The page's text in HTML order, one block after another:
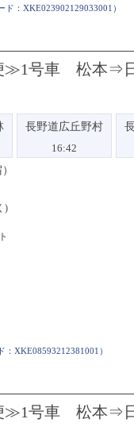
ド： XKE023902129033001 ）
≫1号車 松本⇒
： XKE08593212381001 ）
長野道広丘野村
16:42
)
≫1号車 松本⇒